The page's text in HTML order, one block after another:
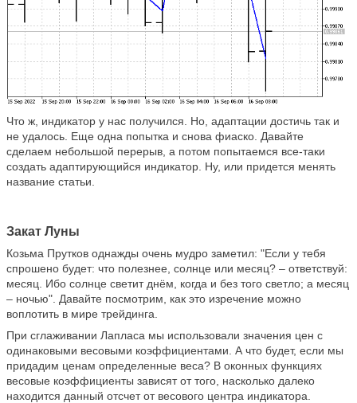
Что ж, индикатор у нас получился. Но, адаптации достичь так и
не удалось. Еще одна попытка и снова фиаско. Давайте
сделаем небольшой перерыв, а потом попытаемся все-таки
создать адаптирующийся индикатор. Ну, или придется менять
название статьи.
Закат Луны
Козьма Прутков однажды очень мудро заметил: "Если у тебя
спрошено будет: что полезнее, солнце или месяц? – ответствуй:
месяц. Ибо солнце светит днём, когда и без того светло; а месяц
– ночью". Давайте посмотрим, как это изречение можно
воплотить в мире трейдинга.
При сглаживании Лапласа мы использовали значения цен с
одинаковыми весовыми коэффициентами. А что будет, если мы
придадим ценам определенные веса? В оконных функциях
весовые коэффициенты зависят от того, насколько далеко
находится данный отсчет от весового центра индикатора.